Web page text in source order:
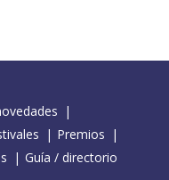
Premios
Guía / directorio